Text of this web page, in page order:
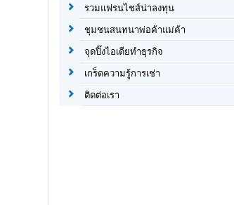
รวมแฟรนไชส์น่าลงทุน
ชุมชนสนทนาพ่อค้าแม่ค้า
จุดปิ๊งไอเดียทำธุรกิจ
เกร็ดความรู้การเช่า
ติดต่อเรา